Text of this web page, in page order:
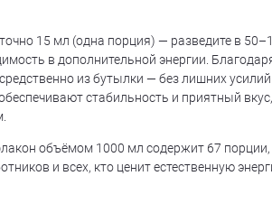
15 мл (одна порция) — разведите в
в дополнительной энергии.
из бутылки — без лишних
стабильность и приятный
объёмом 1000 мл содержит 67 порции,
и всех, кто ценит естественную